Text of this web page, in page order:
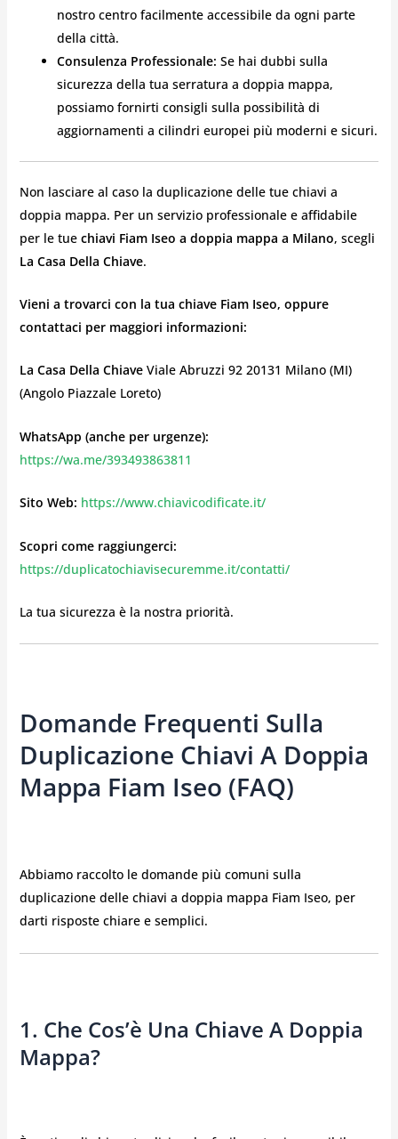
nostro centro facilmente accessibile da ogni parte
della città.
Consulenza Professionale: Se hai dubbi sulla
sicurezza della tua serratura a doppia mappa,
possiamo fornirti consigli sulla possibilità di
aggiornamenti a cilindri europei più moderni e sicuri.
Non lasciare al caso la duplicazione delle tue chiavi a
doppia mappa. Per un servizio professionale e affidabile
per le tue chiavi Fiam Iseo a doppia mappa a Milano, scegli
La Casa Della Chiave.
Vieni a trovarci con la tua chiave Fiam Iseo, oppure
contattaci per maggiori informazioni:
La Casa Della ChiaveViale Abruzzi 92 20131 Milano (MI)
(Angolo Piazzale Loreto)
WhatsApp (anche per urgenze):
https://wa.me/393493863811
Sito Web: https://www.chiavicodificate.it/
Scopri come raggiungerci:
https://duplicatochiavisecuremme.it/contatti/
La tua sicurezza è la nostra priorità.
Domande Frequenti Sulla
Duplicazione Chiavi A Doppia
Mappa Fiam Iseo (FAQ)
Abbiamo raccolto le domande più comuni sulla
duplicazione delle chiavi a doppia mappa Fiam Iseo, per
darti risposte chiare e semplici.
1. Che Cos’è Una Chiave A Doppia
Mappa?